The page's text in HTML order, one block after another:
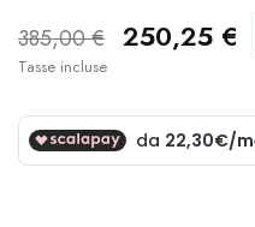
385,00 € 250,25 €
Tasse incluse